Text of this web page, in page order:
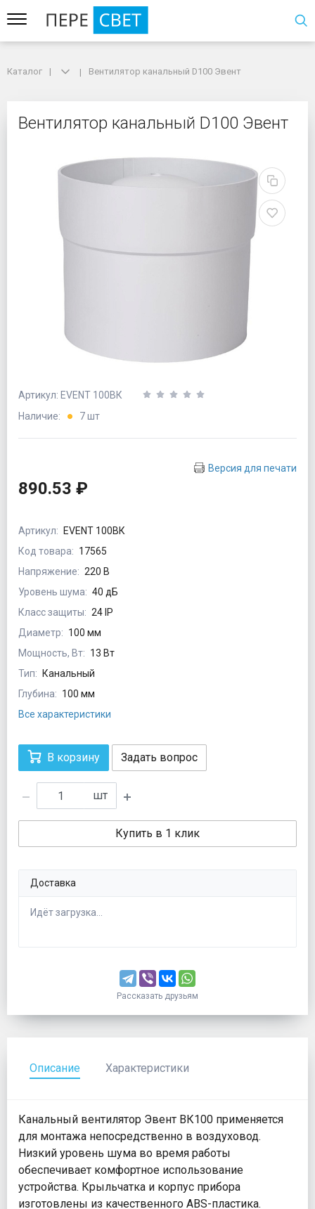
Вентилятор канальный D100 Эвент
Каталог Вентилятор канальный D100 Эвент
Вентилятор канальный D100 Эвент
Артикул: EVENT 100ВК
Наличие:
7 шт
Версия для печати
890.53 ₽
Артикул:
EVENT 100ВК
Код товара: 17565
Напряжение: 220 В
Уровень шума: 40 дБ
Класс защиты: 24 IP
Диаметр: 100 мм
Мощность, Вт: 13 Вт
Тип:
Канальный
Глубина: 100 мм
Все характеристики
В корзину Задать вопрос
шт
Купить в 1 клик
Доставка
Идёт загрузка...
Рассказать друзьям
Описание Характеристики
Канальный вентилятор Эвент ВК100 применяется
для монтажа непосредственно в воздуховод.
Низкий уровень шума во время работы
обеспечивает комфортное использование
устройства. Крыльчатка и корпус прибора
изготовлены из качественного ABS-пластика.